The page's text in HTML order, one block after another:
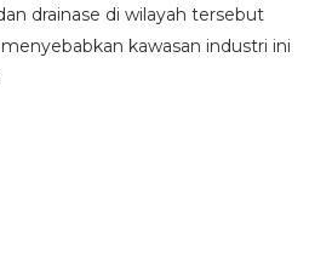
drainase di wilayah tersebut
kawasan industri ini